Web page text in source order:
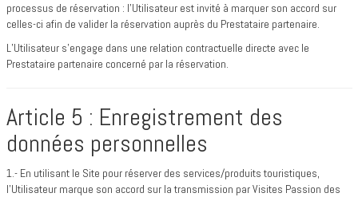
processus de réservation : l’Utilisateur est invité à marquer son accord sur
celles-ci afin de valider la réservation auprès du Prestataire partenaire.
L’Utilisateur s’engage dans une relation contractuelle directe avec le
Prestataire partenaire concerné par la réservation.
Article 5 : Enregistrement des
données personnelles
1.- En utilisant le Site pour réserver des services/produits touristiques,
l’Utilisateur marque son accord sur la transmission par Visites Passion des